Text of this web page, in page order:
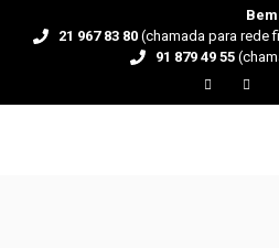
21 967 83 80(chamada para rede
91 879 49 55